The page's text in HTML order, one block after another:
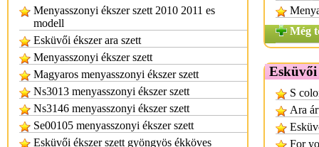
Menyasszonyi ékszer szett 2010 2011 es
modell
Esküvői ékszer ara szett
Menyasszonyi ékszer szett
Magyaros menyasszonyi ékszer szett
Ns3013 menyasszonyi ékszer szett
Ns3146 menyasszonyi ékszer szett
Se00105 menyasszonyi ékszer szett
Esküvői ékszer szett gyöngyös ékköves
Még
S
Ara
For